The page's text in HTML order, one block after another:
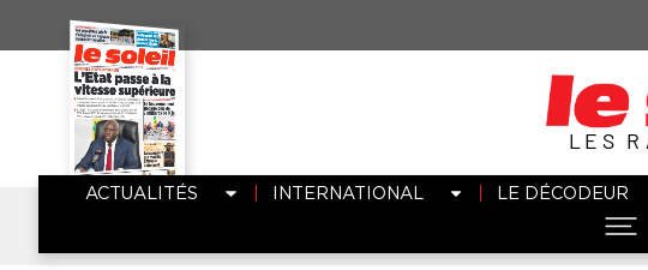
LES
ACTUALITÉS INTERNATIONAL LE DÉCODEUR